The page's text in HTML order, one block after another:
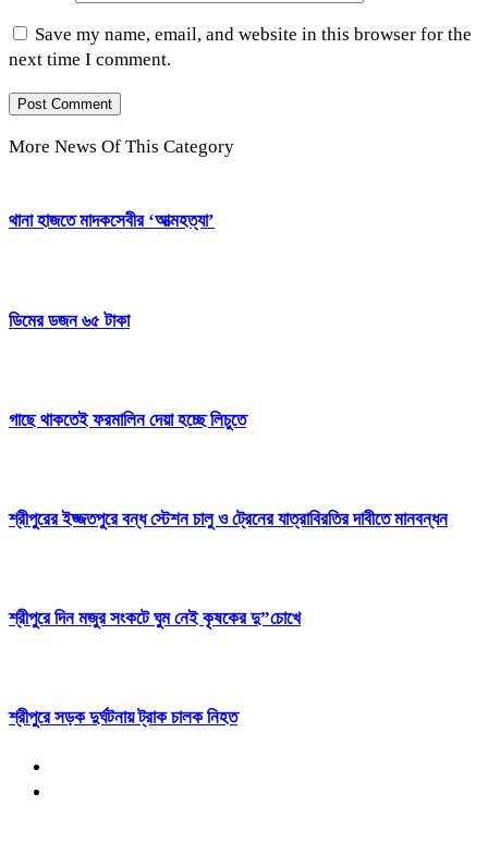
Save my name, email, and website in this browser for the
next time I comment.
More News Of This Category
থানা হাজতে মাদকসেবীর ‘আত্মহত্যা’
ডিমের ডজন ৬৫ টাকা
গাছে থাকতেই ফরমালিন দেয়া হচ্ছে লিচুতে
শ্রীপুরের ইজ্জতপুরে বন্ধ স্টেশন চালু ও ট্রেনের যাত্রাবিরতির দাবীতে মানবন্ধন
শ্রীপুরে দিন মজুর সংকটে ঘুম নেই কৃষকের দু”চোখে
শ্রীপুরে সড়ক দুর্ঘটনায় ট্রাক চালক নিহত